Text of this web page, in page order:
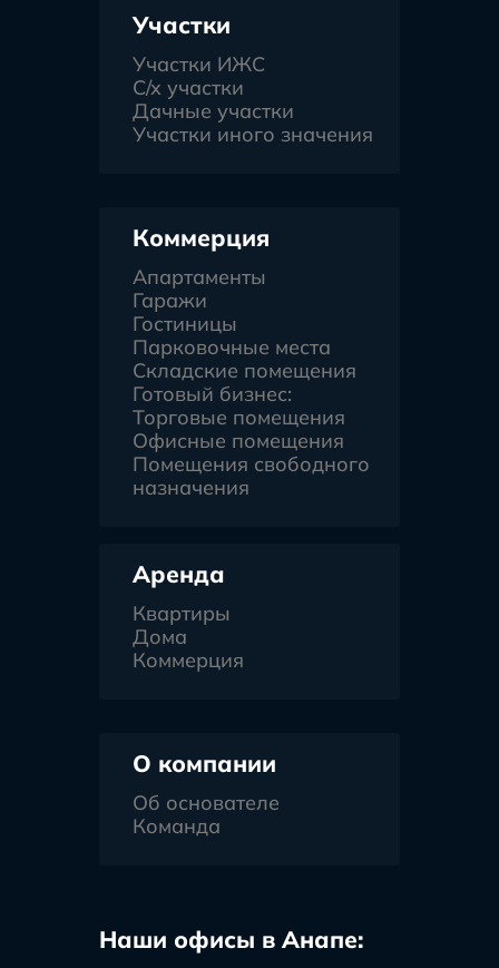
Участки
Участки ИЖС
С/х участки
Дачные участки
Участки иного значения
Коммерция
Апартаменты
Гаражи
Гостиницы
Парковочные места
Складские помещения
Готовый бизнес:
Торговые помещения
Офисные помещения
Помещения свободного
назначения
Аренда
Квартиры
Дома
Коммерция
О компании
Об основателе
Команда
Наши офисы в Анапе: